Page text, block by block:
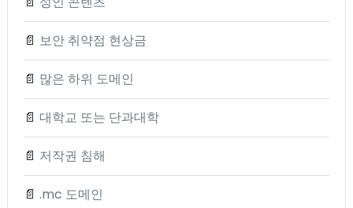
📄 보안 취약점 현상금
📄 많은 하위 도메인
📄 대학교 또는 단과대학
📄 저작권 침해
📄 .mc 도메인